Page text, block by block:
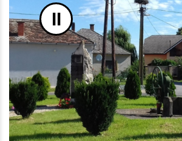
II